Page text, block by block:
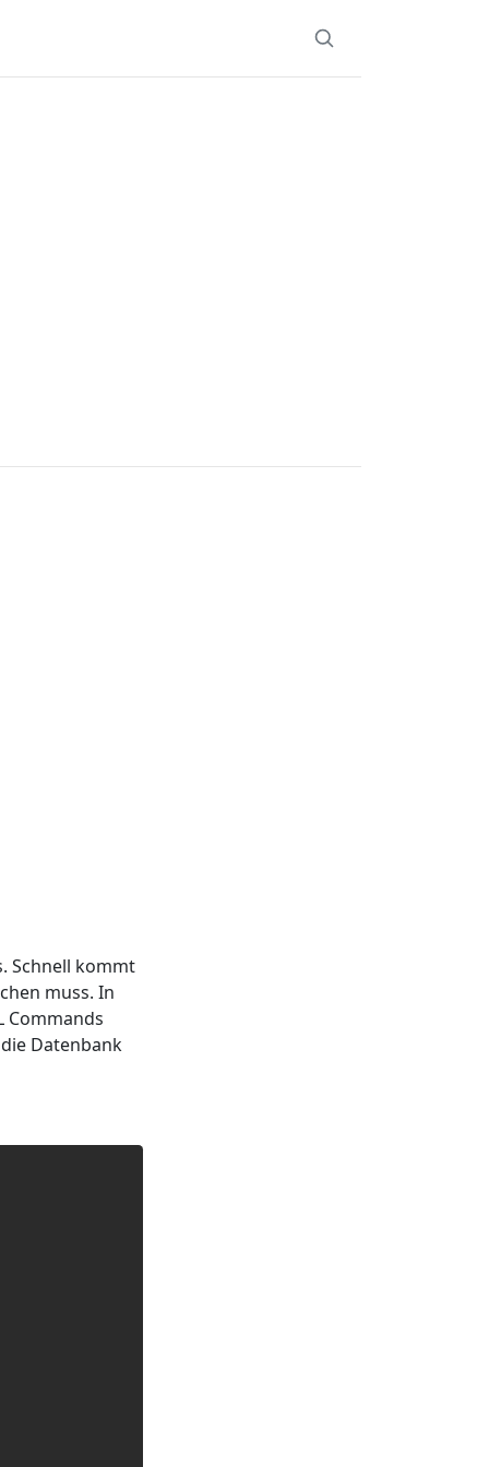
Schnell kommt
muss. In
Commands
Datenbank